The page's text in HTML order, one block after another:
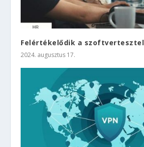
Felértékelődik a
2024. augusztus 17.